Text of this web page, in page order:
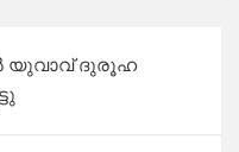
യുവാവ് ദുരൂഹ